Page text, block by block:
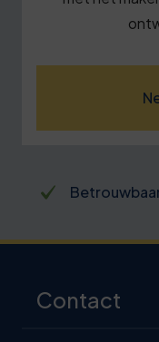
Contact